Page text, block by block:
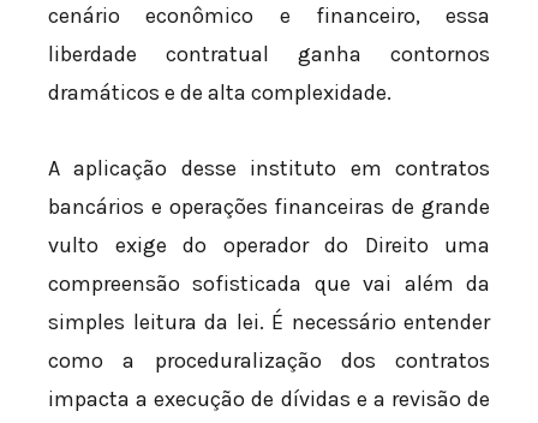
cenário econômico e financeiro, essa
liberdade contratual ganha contornos
dramáticos e de alta complexidade.
A aplicação desse instituto em contratos
bancários e operações financeiras de grande
vulto exige do operador do Direito uma
compreensão sofisticada que vai além da
simples leitura da lei. É necessário entender
como a proceduralização dos contratos
impacta a execução de dívidas e a revisão de